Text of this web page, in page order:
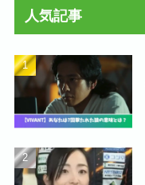
人気記事